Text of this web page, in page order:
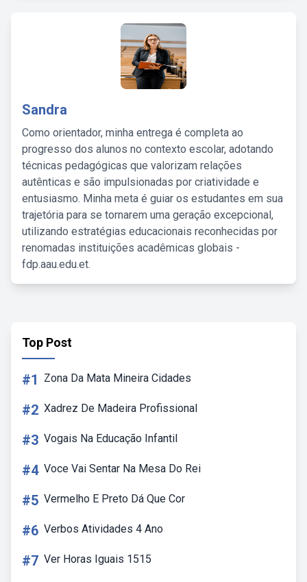
Sandra
Como orientador, minha entrega é completa ao
progresso dos alunos no contexto escolar, adotando
técnicas pedagógicas que valorizam relações
autênticas e são impulsionadas por criatividade e
entusiasmo. Minha meta é guiar os estudantes em sua
trajetória para se tornarem uma geração excepcional,
utilizando estratégias educacionais reconhecidas por
renomadas instituições acadêmicas globais -
fdp.aau.edu.et.
Top Post
#1 Zona Da Mata Mineira Cidades
#2 Xadrez De Madeira Profissional
#3 Vogais Na Educação Infantil
#4 Voce Vai Sentar Na Mesa Do Rei
#5 Vermelho E Preto Dá Que Cor
#6 Verbos Atividades 4 Ano
#7 Ver Horas Iguais 1515